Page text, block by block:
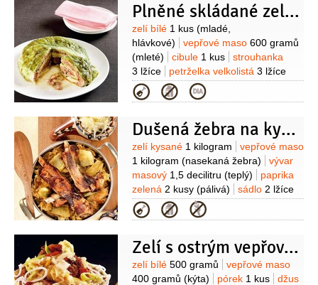
(škvařené, nebo olej)
mouka
pšeničná hladká
1 lžíce
Plněné skládané zelí s mletým masem
Suroviny
zelí bílé 1 kus (mladé,
hlávkové)
vepřové maso 600 gramů
(mleté)
cibule 1 kus
strouhanka
3 lžíce
petrželka velkolistá 3 lžíce
(najemno nasekaná)
2 lžíce
hořčice dijonská
vymazání)
Kategorie
Dušená žebra na kysaném zelí
Suroviny
zelí kysané 1 kilogram
vepřové maso
1 kilogram (nasekaná žebra)
vývar
masový 1,5 decilitru (teplý)
paprika
zelená 2 kusy (pálivá) sádlo 2 lžíce
(škvařené)
paprika sladká
1 lžíce
sůl
Kategorie
Zelí s ostrým vepřovým
Suroviny
zelí bílé 500 gramů
vepřové maso
400 gramů (kýta) pórek 1 kus
džus